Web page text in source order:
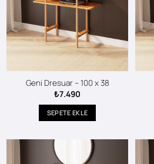
Geni Dresuar – 100 x 38
₺7.490
SEPETE EKLE